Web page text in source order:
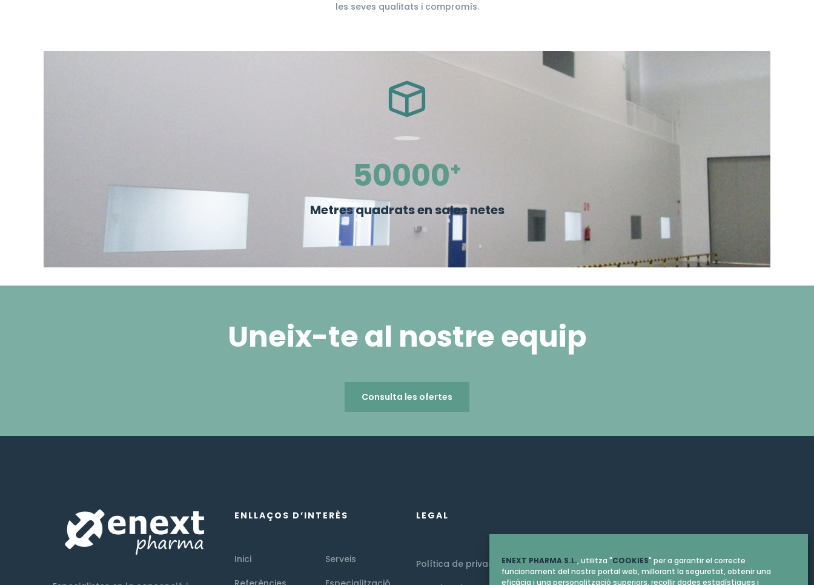
ENEXT PHARMA S.L., utilitza "COOKIES" per a garantir el correcte
funcionament del nostre portal web, millorant la seguretat, obtenir una
eficàcia i una personalització superiors, recollir dades estadístiques i
les seves qualitats i compromís.
50000+
Metres quadrats en sales netes
Uneix-te al nostre equip
Consulta les ofertes
ENLLAÇOS D’INTERÈS
Inici
Serveis
LEGAL
Política de privacitat